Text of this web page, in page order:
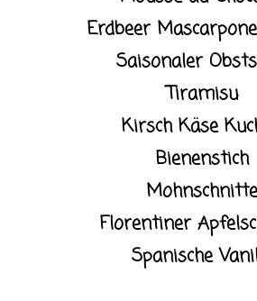
Erdbeer
Saisonaler
Tiramisu
Kirsch Käse
Bienenstich
Mohnschnitte
Florentiner
Spanische